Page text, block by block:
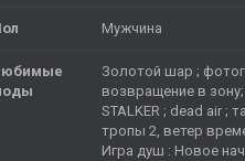
Мужчина
Золотой шар ;
возвращение в зону;
STALKER ; dead air ;
тропы 2, ветер
Игра душ : Новое